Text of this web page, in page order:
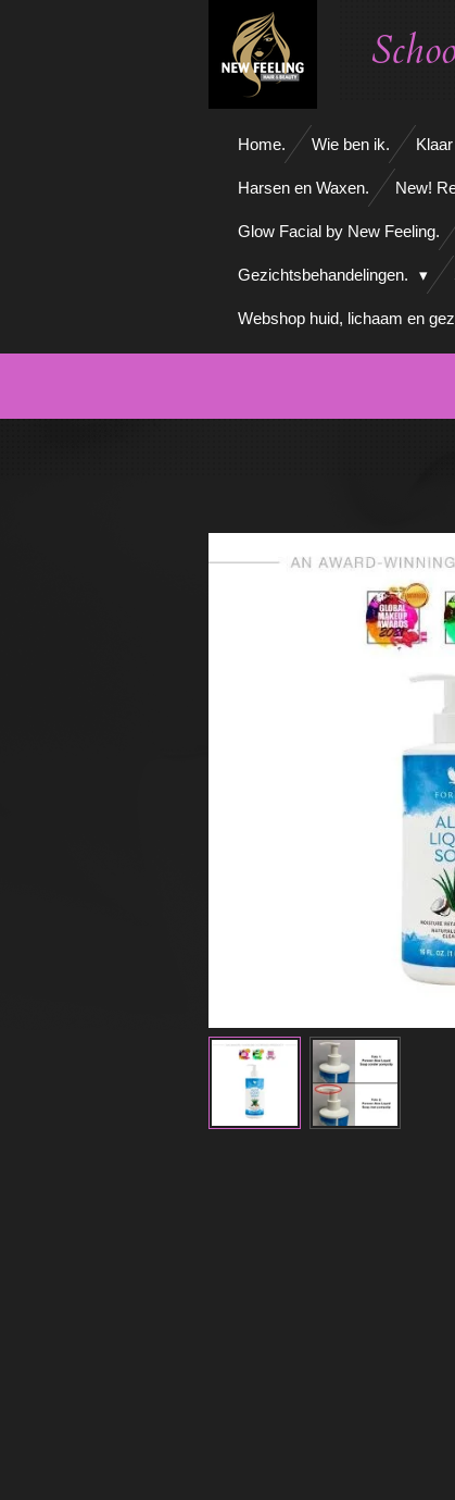
Home. Wie ben ik.
Harsen en Waxen. New!
Glow Facial by New Feeling.
Gezichtsbehandelingen.
Webshop huid, lichaam en